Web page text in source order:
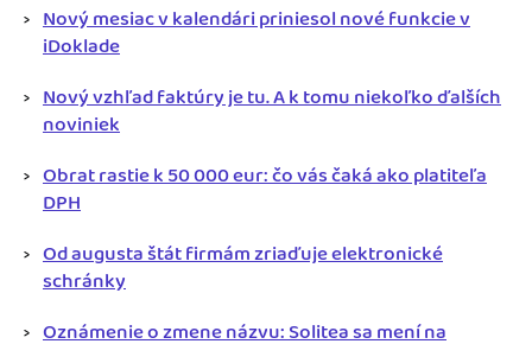
Nový mesiac v kalendári priniesol nové funkcie v
iDoklade
Nový vzhľad faktúry je tu. A k tomu niekoľko ďalších
noviniek
Obrat rastie k 50 000 eur: čo vás čaká ako platiteľa
DPH
Od augusta štát firmám zriaďuje elektronické
schránky
Oznámenie o zmene názvu: Solitea sa mení na